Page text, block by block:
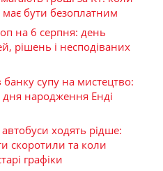
бути безоплатним
на 6 серпня: день
рішень і несподіваних
супу на мистецтво:
дня народження Енді
ходять рідше:
скоротили та коли
графіки